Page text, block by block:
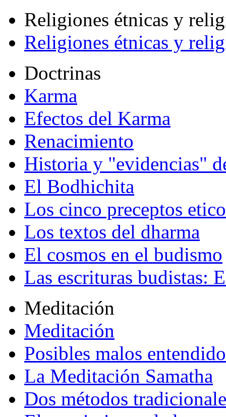
Religiones étnicas y
Religiones étnicas y
Doctrinas
Karma
Efectos del Karma
Renacimiento
Historia y "evidencias"
El Bodhichita
Los cinco preceptos
Los textos del dharma
El cosmos en el budismo
Las escrituras budistas:
Meditación
Meditación
Posibles malos
La Meditación Samatha
Dos métodos